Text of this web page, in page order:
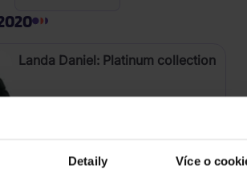
Detaily Více o
Landa Daniel: Platinum collection